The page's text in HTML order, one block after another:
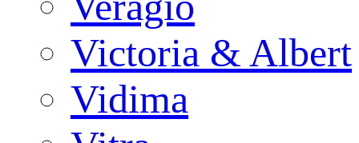
Victoria & Albert
Vidima